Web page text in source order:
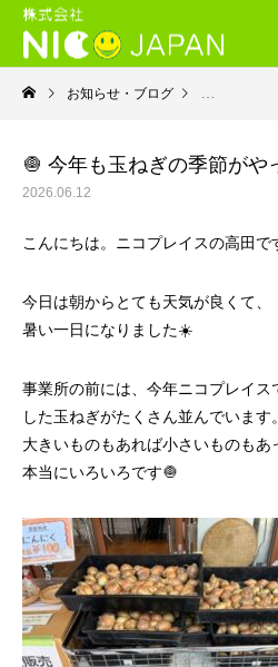
お知らせ・ブログ 就労継
🧅 今年も玉ねぎの季節がや
2026.06.12
こんにちは。ニコプレイスの高田で
今日は朝からとても天気が良くて、
暑い一日になりました☀️
事業所の前には、今年ニコプレイス
した玉ねぎがたくさん並んでいます。
大きいものもあれば小さいものもあ
本当にいろいろです🧅